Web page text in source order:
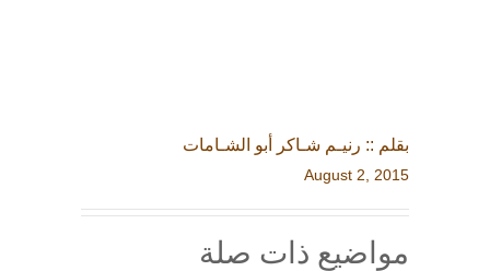
بقلم :: رنيـم شـاكر أبو الشـامات
August 2, 2015
مواضيع ذات صلة